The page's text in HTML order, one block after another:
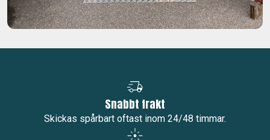
Varför du ska handla hos oss
Snabbt frakt
Skickas spårbart oftast inom 24/48 timmar.